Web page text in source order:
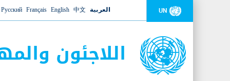
UN العربية 中文
English
Français
Русский
اللاجئون